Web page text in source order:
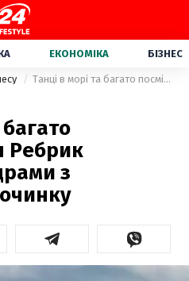
ЕКОНОМІКА БІЗНЕС
Танці в морі та багато посмішок: Лілія Ребрик поділилась кадрами з сімейного відпочинку
Ребрик
з